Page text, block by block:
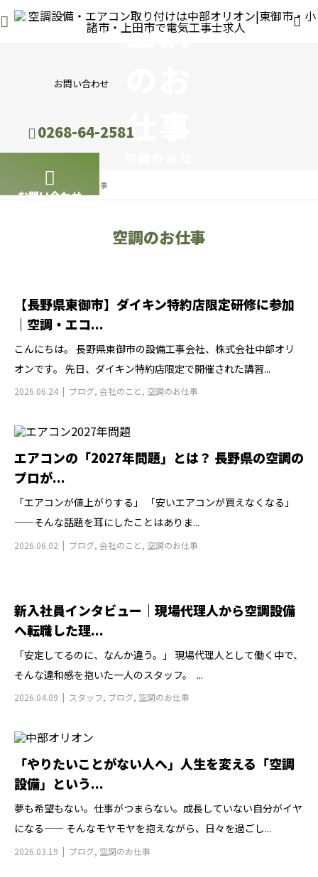
お問い合わせ
0268-64-2581
お問い合わせ
空調
仕事
BLOG 空調のお仕事
空調のお仕事
【長野県東御市】ダイキン特約店限定研修に参加
｜空調・エコ...
こんにちは。 長野県東御市の設備工事会社、株式会社中部オリ
オンです。 先日、ダイキン特約店限定で開催された講習...
2026.06.24 ブログ, 会社のこと , 空調のお仕事
エアコンの「2027年問題」とは？ 長野県の空調の
プロが...
「エアコンが値上がりする」 「安いエアコンが買えなくなる」
——そんな話題を耳にしたことはありま...
2026.06.02 ブログ, 会社のこと , 空調のお仕事
新入社員インタビュー｜現場代理人から空調設備
へ転職した理...
「安定してるのに、なんか違う。」 現場代理人として働く中で、
そんな違和感を抱いた一人のスタッフ。 ...
2026.04.09 スタッフ, ブログ, 空調のお仕事
「やりたいことがない人へ」人生を変える「空調
設備」という...
夢も希望もない。仕事がつまらない。成長していない自分がイヤ
になる—— そんなモヤモヤを抱えながら、日々を過ごし...
2026.03.19 ブログ, 空調のお仕事